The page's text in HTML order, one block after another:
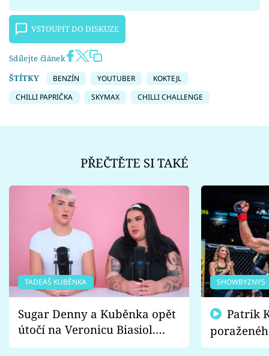
VSTOUPIT DO DISKUZE
Sdílejte článek
ŠTÍTKY
BENZÍN YOUTUBER
KOKTEJL
CHILLI PAPRIČKA
SKYMAX CHILLI CHALLENGE
PŘEČTĚTE SI TAKÉ
TADEÁŠ KUBĚNKA
Sugar Denny a Kuběnka opět
útočí na Veronicu Biasiol.
Proč je podle nich falešná a
SHOWBYZNYS
fanoušci